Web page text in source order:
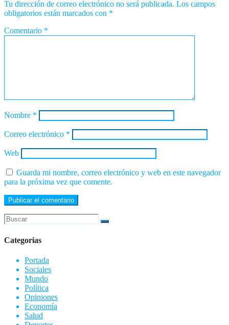
Tu dirección de correo electrónico no será publicada. Los campos
obligatorios están marcados con *
Comentario *
Nombre *
Correo electrónico *
Web
Guarda mi nombre, correo electrónico y web en este navegador
para la próxima vez que comente.
Categorias
Portada
Sociales
Mundo
Política
Opiniones
Economía
Salud